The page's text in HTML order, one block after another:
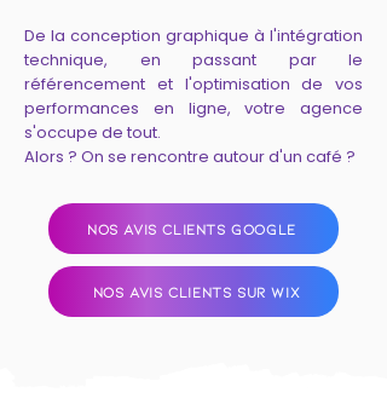
De la conception graphique à l'intégration
technique, en passant par le
référencement et l'optimisation de vos
performances en ligne, votre agence
s'occupe de tout.
Alors ? On se rencontre autour d'un café ?
NOS AVIS CLIENTS GOOGLE
NOS AVIS CLIENTS SUR WIX